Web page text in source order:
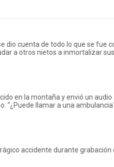
dio cuenta de todo lo que se fue
a otros nietos a inmortalizar sus
en la montaña y envió un audio
“¿Puede llamar a una
accidente durante grabación